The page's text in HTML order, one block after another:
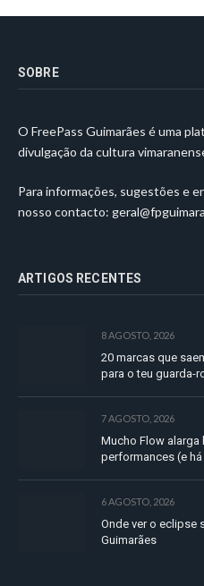
SOBRE
O FreePass Guimarães é uma
divulgação da cultura
Para informações, sugestões e
nosso contacto:
ARTIGOS RECENTES
8 AGOSTO, 2026
20 marcas que
para o teu guarda-
7 AGOSTO, 2026
Mucho Flow
performances (e
6 AGOSTO, 2026
Onde ver o eclipse
Guimarães